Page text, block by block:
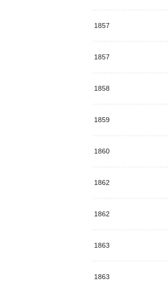
1857
1857
1858
1859
1860
1862
1862
1863
1863